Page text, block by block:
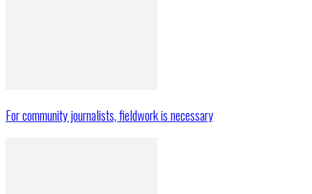
For community journalists, fieldwork is necessary